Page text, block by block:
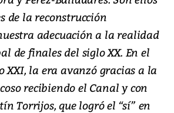
de la reconstrucción
adecuación a la realidad
de finales del siglo XX. En el
XXI, la era avanzó gracias a la
recibiendo el Canal y con
Torrijos, que logró el “sí” en